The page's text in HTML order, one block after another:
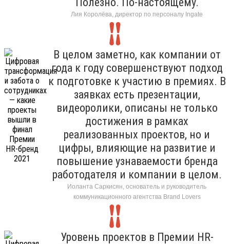
Лия Королёва, директор по персоналу Ingate
В целом заметно, как компании от
года к году совершенствуют подход
к подготовке к участию в премиях. В
заявках есть презентации,
видеоролики, описаны не только
достижения в рамках
реализованных проектов, но и
цифры, влияющие на развитие и
повышение узнаваемости бренда
работодателя и компании в целом.
Иоланта Саркисян, основатель и руководитель
коммуникационного агентства Brand Lovers
Уровень проектов в Премии HR-